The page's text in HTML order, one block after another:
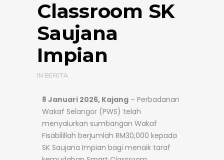
Classroom SK
Saujana
Impian
IN BERITA
8 Januari 2026, Kajang – Perbadanan
Wakaf Selangor (PWS) telah
menyalurkan sumbangan Wakaf
Fisabilillah berjumlah RM30,000 kepada
SK Saujana Impian bagi menaik taraf